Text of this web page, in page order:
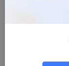
定义了9种Agent
o和DeepSeek-
代码地址：